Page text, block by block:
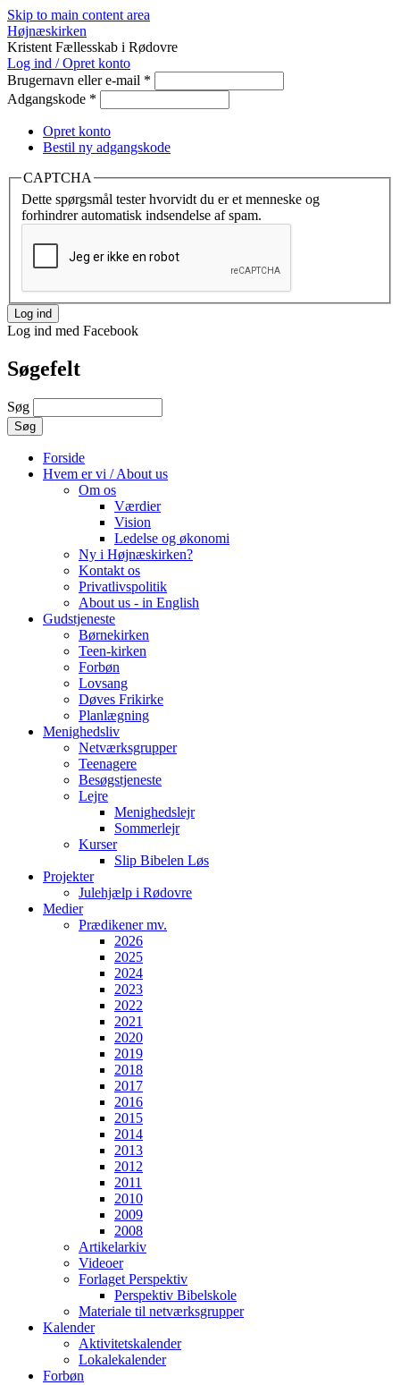
Skip to main content area
Højnæskirken
Kristent Fællesskab i Rødovre
Log ind / Opret konto
Brugernavn eller e-mail *
Adgangskode *
Opret konto
Bestil ny adgangskode
CAPTCHA
Dette spørgsmål tester hvorvidt du er et menneske og
forhindrer automatisk indsendelse af spam.
Log ind med Facebook
Søgefelt
Søg
Forside
Hvem er vi / About us
Om os
Værdier
Vision
Ledelse og økonomi
Ny i Højnæskirken?
Kontakt os
Privatlivspolitik
About us - in English
Gudstjeneste
Børnekirken
Teen-kirken
Forbøn
Lovsang
Døves Frikirke
Planlægning
Menighedsliv
Netværksgrupper
Teenagere
Besøgstjeneste
Lejre
Menighedslejr
Sommerlejr
Kurser
Slip Bibelen Løs
Projekter
Julehjælp i Rødovre
Medier
Prædikener mv.
2026
2025
2024
2023
2022
2021
2020
2019
2018
2017
2016
2015
2014
2013
2012
2011
2010
2009
2008
Artikelarkiv
Videoer
Forlaget Perspektiv
Perspektiv Bibelskole
Materiale til netværksgrupper
Kalender
Aktivitetskalender
Lokalekalender
Forbøn